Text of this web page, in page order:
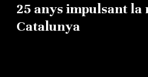
25 anys impulsant la
Catalunya